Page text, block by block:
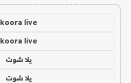
koora live
koora live
يلا شوت
يلا شوت